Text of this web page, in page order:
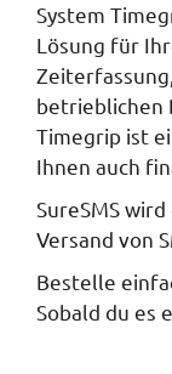
System
Lösung für
betrieblichen
Timegrip ist
Ihnen auch
SureSMS
Versand von
Bestelle
Sobald du es